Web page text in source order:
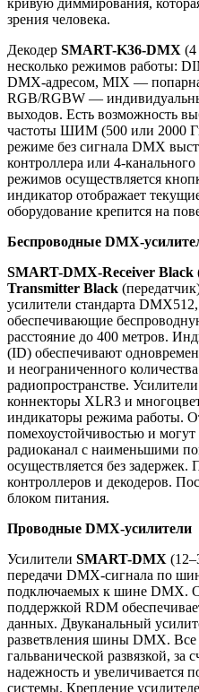
зрения человека.
Декодер SMART-K36-DMX (4
несколько режимов работы:
DMX-адресом, MIX —
RGB/RGBW —
выходов. Есть возможность
частоты ШИМ (500 или 2000
режиме без сигнала DMX
контроллера или 4-
режимов осуществляется
индикатор отображает
оборудование крепится на
Беспроводные DMX-
SMART-DMX-Receiver Black
Transmitter Black
усилители стандарта
обеспечивающие
расстояние до 400 метров.
(ID) обеспечивают
и неограниченного
радиопространстве.
коннекторы XLR3 и
индикаторы режима работы.
помехоустойчивостью и
радиоканал с наименьшими
осуществляется без
контроллеров и декодеров.
блоком питания.
Проводные DMX-усилители
Усилители SMART-DMX
передачи DMX-сигнала по
подключаемых к шине DMX.
поддержкой RDM
данных. Двуканальный
разветвления шины DMX.
гальванической развязкой, за
надежность и увеличивается
системы. Крепление